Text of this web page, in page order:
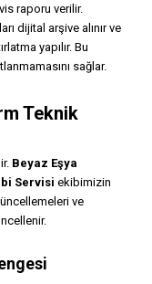
raporu verilir.
dijital arşive alınır ve
yapılır. Bu
sağlar.
Teknik
Beyaz Eşya
Servisi ekibimizin
ve